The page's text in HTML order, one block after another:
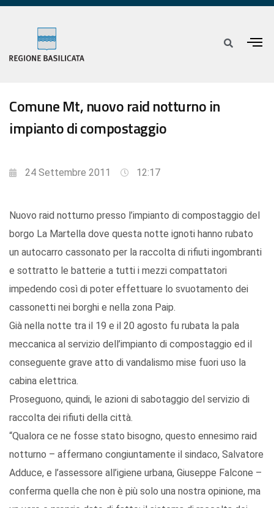
Comune Mt, nuovo raid notturno in
impianto di compostaggio
24 Settembre 2011 12:17
Nuovo raid notturno presso l’impianto di compostaggio del
borgo La Martella dove questa notte ignoti hanno rubato
un autocarro cassonato per la raccolta di rifiuti ingombranti
e sottratto le batterie a tutti i mezzi compattatori
impedendo così di poter effettuare lo svuotamento dei
cassonetti nei borghi e nella zona Paip.
Già nella notte tra il 19 e il 20 agosto fu rubata la pala
meccanica al servizio dell’impianto di compostaggio ed il
conseguente grave atto di vandalismo mise fuori uso la
cabina elettrica.
Proseguono, quindi, le azioni di sabotaggio del servizio di
raccolta dei rifiuti della città.
“Qualora ce ne fosse stato bisogno, questo ennesimo raid
notturno – affermano congiuntamente il sindaco, Salvatore
Adduce, e l’assessore all’igiene urbana, Giuseppe Falcone –
conferma quella che non è più solo una nostra opinione, ma